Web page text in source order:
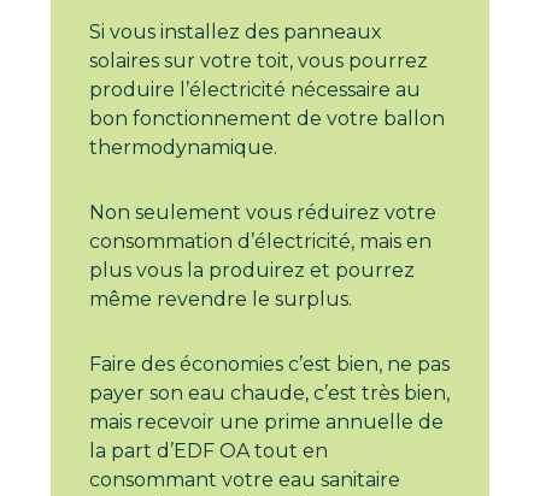
Si vous installez des panneaux
solaires sur votre toit, vous pourrez
produire l’électricité nécessaire au
bon fonctionnement de votre ballon
thermodynamique.
Non seulement vous réduirez votre
consommation d’électricité, mais en
plus vous la produirez et pourrez
même revendre le surplus.
Faire des économies c’est bien, ne pas
payer son eau chaude, c’est très bien,
mais recevoir une prime annuelle de
la part d’EDF OA tout en
consommant votre eau sanitaire